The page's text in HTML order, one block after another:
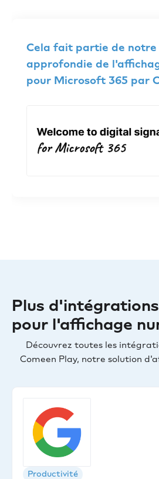
Cela fait partie de
approfondie de
pour Microsoft 365 par
Plus
pour l'affichage
Découvrez toutes les
Comeen Play, notre solution
Productivité